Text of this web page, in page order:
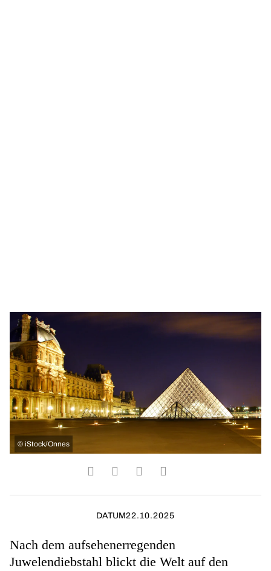
© iStock/Onnes
DATUM22.10.2025
Nach dem aufsehenerregenden
Juwelendiebstahl blickt die Welt auf den